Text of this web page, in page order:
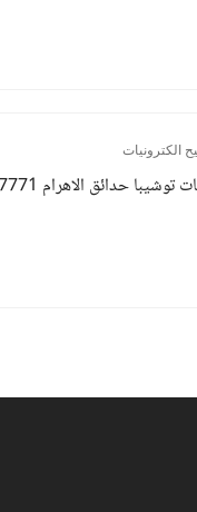
الكترونيات
حدائق الاهرام 01129347771